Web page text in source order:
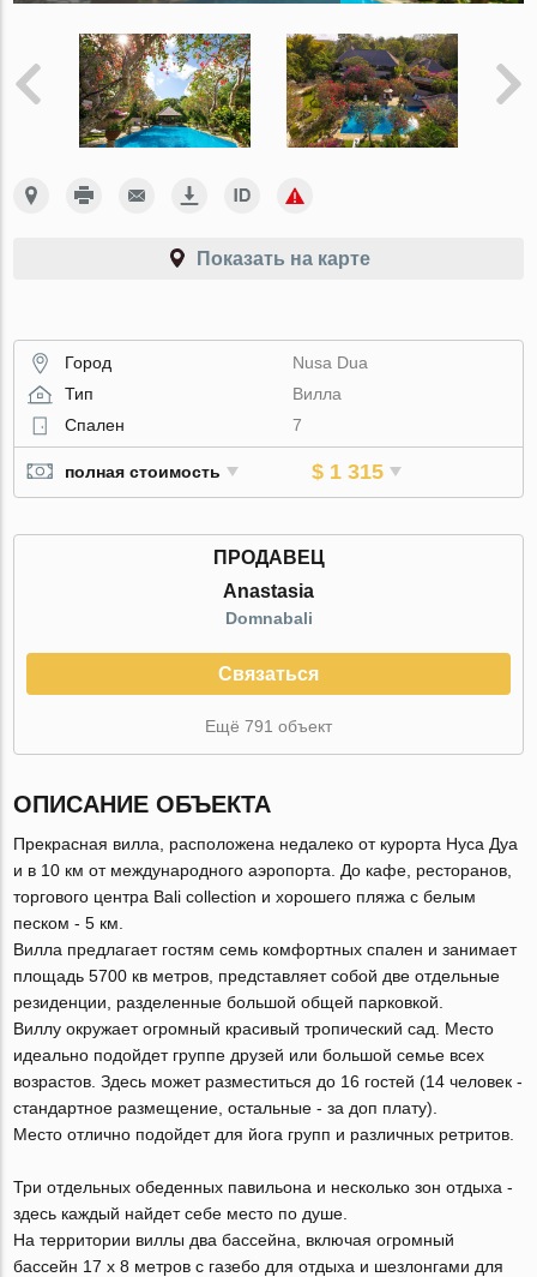
Показать на карте
Город
Nusa Dua
Тип
Вилла
Спален
7
полная стоимость $ 1 315
ПРОДАВЕЦ
Anastasia
Domnabali
Связаться
Ещё 791 объект
ОПИСАНИЕ ОБЪЕКТА
Прекрасная вилла, расположена недалеко от курорта Нуса Дуа
и в 10 км от международного аэропорта. До кафе, ресторанов,
торгового центра Bali collection и хорошего пляжа с белым
песком - 5 км.
Вилла предлагает гостям семь комфортных спален и занимает
площадь 5700 кв метров, представляет собой две отдельные
резиденции, разделенные большой общей парковкой.
Виллу окружает огромный красивый тропический сад. Место
идеально подойдет группе друзей или большой семье всех
возрастов. Здесь может разместиться до 16 гостей (14 человек -
стандартное размещение, остальные - за доп плату).
Место отлично подойдет для йога групп и различных ретритов.
Три отдельных обеденных павильона и несколько зон отдыха -
здесь каждый найдет себе место по душе.
На территории виллы два бассейна, включая огромный
бассейн 17 x 8 метров с газебо для отдыха и шезлонгами для